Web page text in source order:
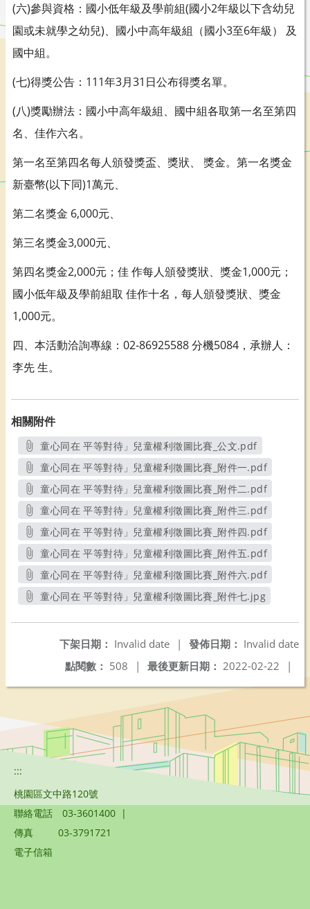
(六)參與資格：國小低年級及學前組(國小2年級以下含幼兒
園或未就學之幼兒)、國小中高年級組（國小3至6年級） 及
國中組。
(七)得獎公告：111年3月31日公布得獎名單。
(八)獎勵辦法：國小中高年級組、國中組各取第一名至第四
名、佳作六名。
第一名至第四名每人頒發獎盃、獎狀、 獎金。第一名獎金
新臺幣(以下同)1萬元、
第二名獎金 6,000元、
第三名獎金3,000元、
第四名獎金2,000元；佳 作每人頒發獎狀、獎金1,000元；
國小低年級及學前組取 佳作十名，每人頒發獎狀、獎金
1,000元。
四、本活動洽詢專線：02-86925588 分機5084，承辦人：
李先 生。
相關附件
童心同在 平等對待」兒童權利徵圖比賽_公文.pdf
另開新視窗
童心同在 平等對待」兒童權利徵圖比賽_附件一.pdf
另開新視窗
童心同在 平等對待」兒童權利徵圖比賽_附件二.pdf
另開新視窗
童心同在 平等對待」兒童權利徵圖比賽_附件三.pdf
另開新視窗
童心同在 平等對待」兒童權利徵圖比賽_附件四.pdf
另開新視窗
童心同在 平等對待」兒童權利徵圖比賽_附件五.pdf
另開新視窗
童心同在 平等對待」兒童權利徵圖比賽_附件六.pdf
另開新視窗
童心同在 平等對待」兒童權利徵圖比賽_附件七.jpg
發佈日期： Invalid date
下架日期： Invalid date
|
最後更新日期： 2022-02-22 |
點閱數： 508 |
:::
桃園區文中路120號
聯絡電話
03-3601400 |
傳真
03-3791721
電子信箱